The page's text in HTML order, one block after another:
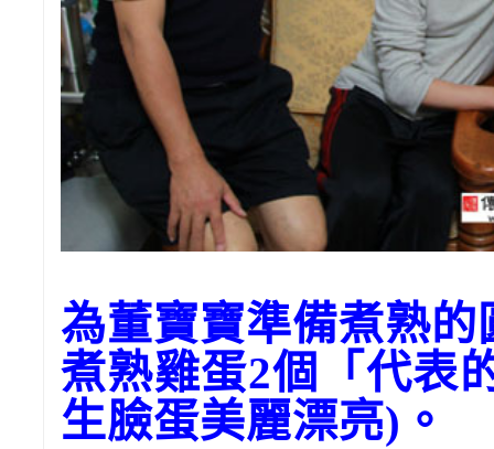
為董寶寶準備煮熟
煮熟雞蛋2個「代表
生臉蛋美麗漂亮)。